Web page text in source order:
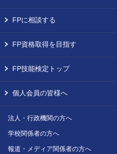
FPに相談する
FP資格取得を目指す
FP技能検定トップ
個人会員の皆様へ
法人・行政機関の方へ
学校関係者の方へ
報道・メディア関係者の方へ